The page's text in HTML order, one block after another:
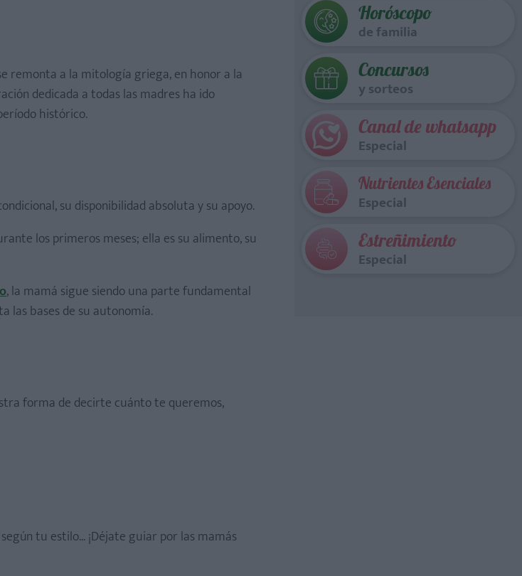
remonta a la mitología griega, en honor a la
dedicada a todas las madres ha ido
histórico.
su disponibilidad absoluta y su apoyo.
los primeros meses; ella es su alimento, su
, la mamá sigue siendo una parte fundamental
las bases de su autonomía.
forma de decirte cuánto te queremos,
tu estilo... ¡Déjate guiar por las mamás
Horóscopo
de familia
Concursos
y sorteos
Canal de whatsapp
Especial
Nutrientes Esenciales
Especial
Estreñimiento
Especial